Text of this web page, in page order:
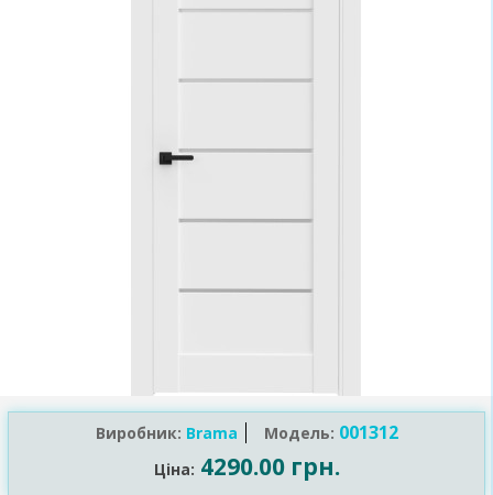
Виробник: Brama Модель: 001312
Ціна: 4290.00 грн.